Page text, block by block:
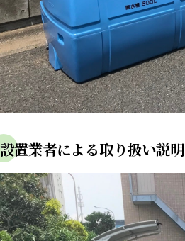
設置業者による取り扱い説